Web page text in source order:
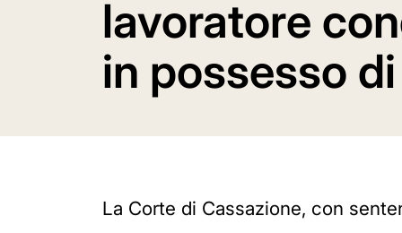
lavoratore
in possesso
La Corte di Cassazione, con